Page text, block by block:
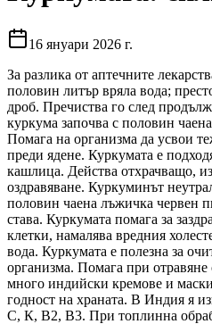
16 януари 2026 г.
За разлика от аптечните
половин литър вряла вода;
дроб. Пречиства го след
куркума започва с половин
Помага на организма да усвои
преди ядене. Куркумата е
кашлица. Действа отхрачващо,
оздравяване. Куркуминът
половин чаена лъжичка червен
става. Куркумата помага за
клетки, намалява вредния
вода. Куркумата е полезна за
организма. Помага при
много индийски кремове и
годност на храната. В Индия я
С, К, В2, В3. При топлинна